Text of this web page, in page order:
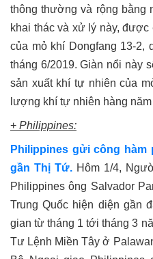
thông thường và rộng bằng
khai thác và xử lý này, được
của mỏ khí Dongfang 13-2,
tháng 6/2019. Giàn nổi này
sản xuất khí tự nhiên của
lượng khí tự nhiên hàng
+ Philippines:
Philippines gửi công hàm
gần Thị Tứ. Hôm 1/4,
Philippines ông Salvador
Trung Quốc hiện diện gần
gian từ tháng 1 tới tháng 3
Tư Lệnh Miền Tây ở